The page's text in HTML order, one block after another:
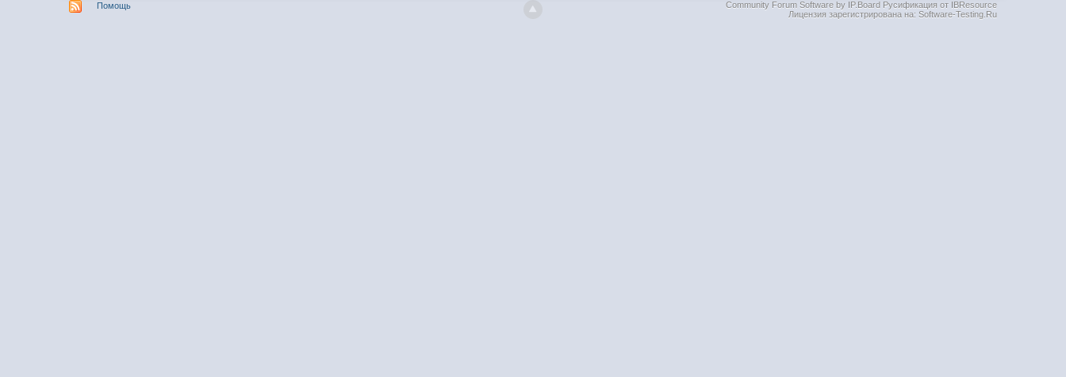
Помощь Community Forum Software by IP.BoardРусификация от IBResource
Лицензия зарегистрирована на: Software-Testing.Ru